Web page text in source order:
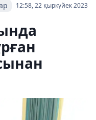
12:58, 22 қыркүйек 2023